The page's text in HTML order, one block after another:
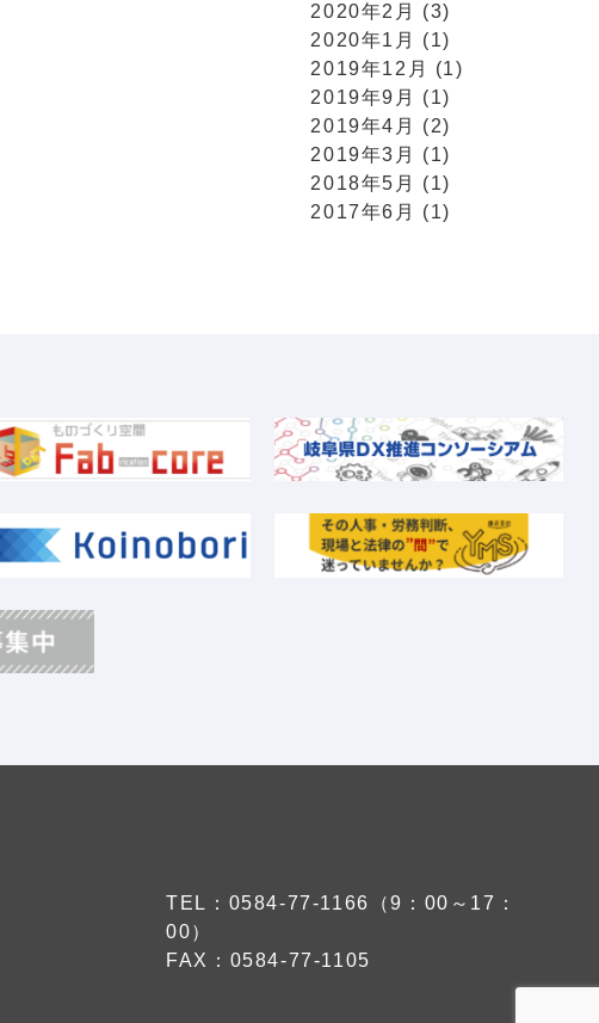
2020年2月 (3)
2020年1月 (1)
2019年12月 (1)
2019年9月 (1)
2019年4月 (2)
2019年3月 (1)
2018年5月 (1)
2017年6月 (1)
TEL：0584-77-1166（9：00～17：
00）
FAX：0584-77-1105